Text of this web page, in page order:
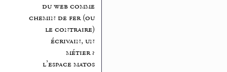
du web comme
chemin de fer (ou
le contraire)
écrivain, un
métier ?
l’espace matos